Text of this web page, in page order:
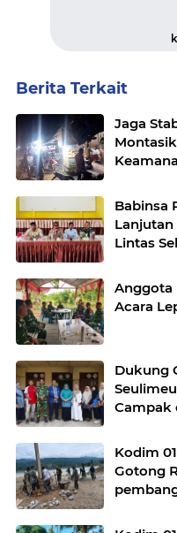
Berita Terkait
Jaga
Babinsa
Lanjutan
Lintas
Anggota
Acara
Dukung
Campak
Kodim
Gotong